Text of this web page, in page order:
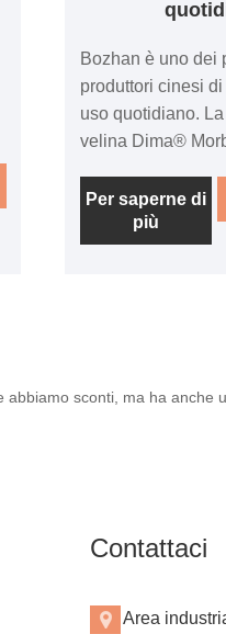
Bozhan è uno dei
produttori cinesi
uso quotidiano.
velina Dima®
uso quotidiano
Harmony
mantiene pulita la
quotidiano, dai
Per saperne di
più
abbiamo sconti, ma ha anche
Contattaci
Area